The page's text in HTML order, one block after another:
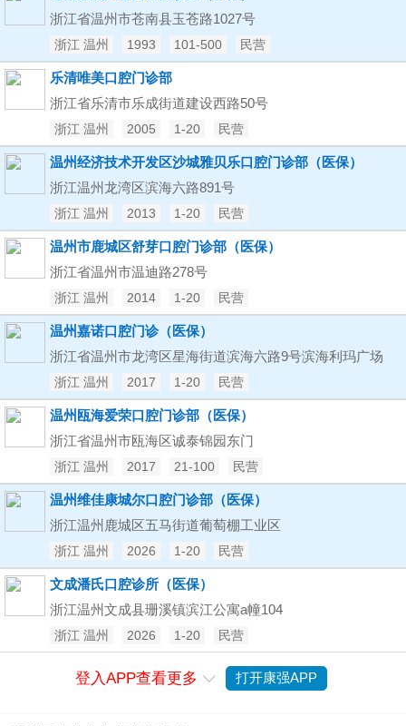
浙江省温州市苍南县玉苍路1027号
浙江 温州 1993 101-500 民营
乐清唯美口腔门诊部
浙江省乐清市乐成街道建设西路50号
浙江 温州 2005 1-20 民营
温州经济技术开发区沙城雅贝乐口腔门诊部（医保）
浙江温州龙湾区滨海六路891号
浙江 温州 2013 1-20 民营
温州市鹿城区舒芽口腔门诊部（医保）
浙江省温州市温迪路278号
浙江 温州 2014 1-20 民营
温州嘉诺口腔门诊（医保）
浙江省温州市龙湾区星海街道滨海六路9号滨海利玛广场
浙江 温州 2017 1-20 民营
温州瓯海爱荣口腔门诊部（医保）
浙江省温州市瓯海区诚泰锦园东门
浙江 温州 2017 21-100 民营
温州维佳康城尔口腔门诊部（医保）
浙江温州鹿城区五马街道葡萄棚工业区
浙江 温州 2026 1-20 民营
文成潘氏口腔诊所（医保）
浙江温州文成县珊溪镇滨江公寓a幢104
浙江 温州 2026 1-20 民营
登入APP查看更多  打开康强APP